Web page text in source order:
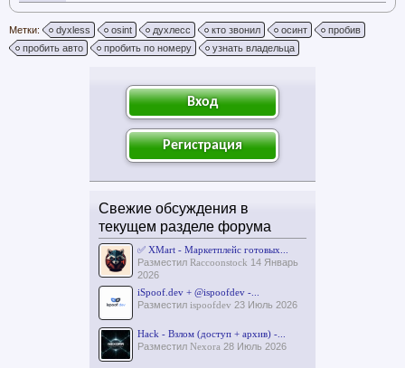
Метки: dyxless osint духлесс кто звонил осинт
пробив
пробить авто
пробить по номеру узнать владельца
Вход
Регистрация
Свежие обсуждения в
текущем разделе форума
✅ XMart - Маркетплейс готовых...
Разместил Raccoonstock 14 Январь
2026
iSpoof.dev + @ispoofdev -...
Разместил ispoofdev 23 Июль 2026
Hack - Взлом (доступ + архив) -...
Разместил Nexora 28 Июль 2026